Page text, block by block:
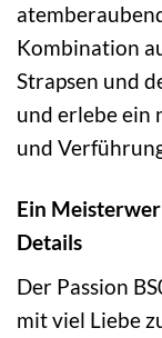
Kombination
Strapsen und
und erlebe ein
und
Ein
Details
Der Passion
mit viel Liebe